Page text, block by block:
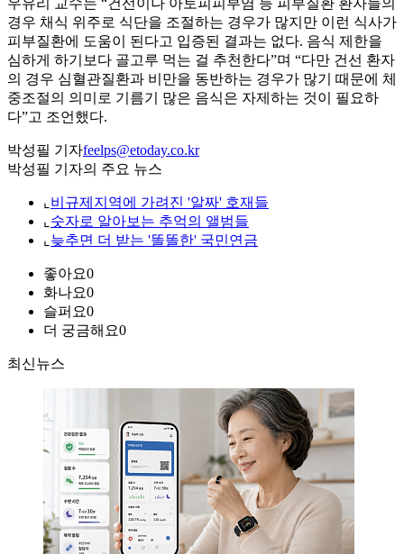
우유리 교수는 “건선이나 아토피피부염 등 피부질환 환자들의
경우 채식 위주로 식단을 조절하는 경우가 많지만 이런 식사가
피부질환에 도움이 된다고 입증된 결과는 없다. 음식 제한을
심하게 하기보다 골고루 먹는 걸 추천한다”며 “다만 건선 환자
의 경우 심혈관질환과 비만을 동반하는 경우가 많기 때문에 체
중조절의 의미로 기름기 많은 음식은 자제하는 것이 필요하
다”고 조언했다.
박성필 기자feelps@etoday.co.kr
박성필 기자의 주요 뉴스
⌞ 비규제지역에 가려진 '알짜' 호재들
⌞ 숫자로 알아보는 추억의 앨범들
⌞ 늦추면 더 받는 '똘똘한' 국민연금
좋아요0
화나요0
슬퍼요0
더 궁금해요0
최신뉴스